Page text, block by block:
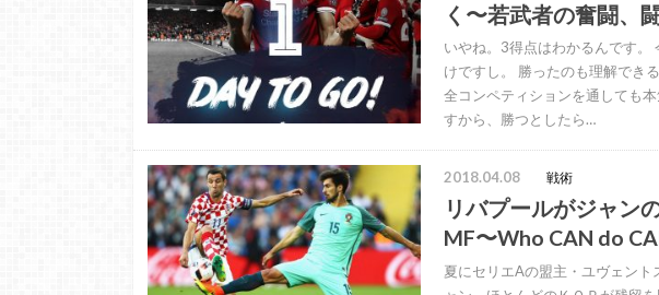
く〜若武者の奮闘、
いやね。3得点はわかるんです。
けですし。 勝ったのも理解でき
全コンペティションを通しても
すから、勝つとしたら…
2018.04.08 戦術
リバプールがジャン
MF〜Who CAN do
夏にセリエAの盟主・ユヴェン